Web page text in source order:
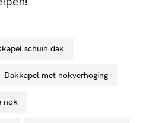
schuin dak
dakkapel met nokverhoging
nok